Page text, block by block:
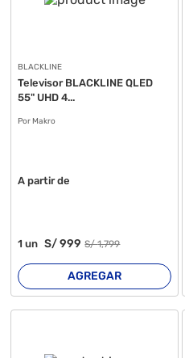
BLACKLINE
Televisor BLACKLINE QLED
55" UHD 4...
Por Makro
A partir de
1un S/999 S/1,799
AGREGAR